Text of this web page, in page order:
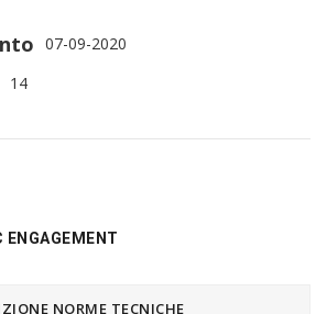
07-09-2020
14
ENGAGEMENT
NORME TECNICHE